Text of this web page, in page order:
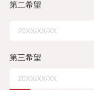
第二希望
第三希望